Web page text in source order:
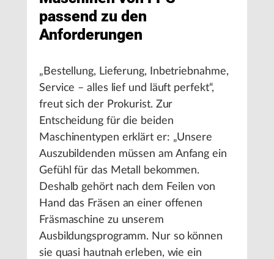
passend zu den
Anforderungen
„Bestellung, Lieferung, Inbetriebnahme,
Service – alles lief und läuft perfekt“,
freut sich der Prokurist. Zur
Entscheidung für die beiden
Maschinentypen erklärt er: „Unsere
Auszubildenden müssen am Anfang ein
Gefühl für das Metall bekommen.
Deshalb gehört nach dem Feilen von
Hand das Fräsen an einer offenen
Fräsmaschine zu unserem
Ausbildungsprogramm. Nur so können
sie quasi hautnah erleben, wie ein